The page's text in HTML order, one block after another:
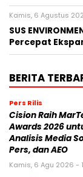
Kamis, 6 Agustus
SUS
Percepat
BERITA
Pers Rilis
Cision Raih
Awards 2026
Analisis Media
Pers, dan AEO
Kamis, 6 Agu 2026 -